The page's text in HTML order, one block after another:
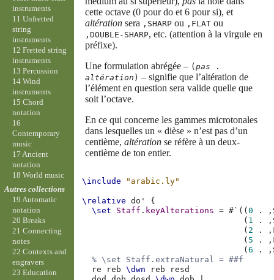
cette octave (0 pour do et 6 pour si), et
altérationsera ,SHARPou ,FLATou
,DOUBLE-SHARP, etc. (attention à la virgule en
préfixe).
Une formulation abrégée – (pas .
altération ) – signifie que l’altération de
l’élément en question sera valide quelle que
soit l’octave.
En ce qui concerne les gammes microtonales
dans lesquelles un « dièse » n’est pas d’un
centième, altérationse réfère à un deux-
centième de ton entier.
\include "arabic.ly"
\relative do'
{
\set
Staff . keyAlterations = #` ((0 . ,
( 1 . ,
( 2 . ,
( 5 . ,
(6 . ,
% \set Staff.extraNatural = ##f
re
reb \dwn reb
resd
instruments
11 Unfretted
string
instruments
12 Fretted string
instruments
13 Percussion
14 Wind
instruments
15 Chord
notation
16
Contemporary
music
17 Ancient
notation
18 World music
Autres collections
19 Automatic
notation
20 Breaks
21 Connecting
notes
22 Contexts and
engravers
23 Education